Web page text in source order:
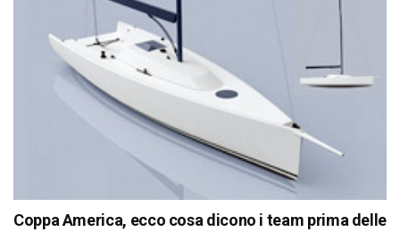
Coppa America, ecco cosa dicono i team prima delle